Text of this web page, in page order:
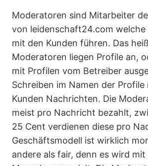
Moderatoren sind Mitarbeiter
von leidenschaft24.com welche
mit den Kunden führen. Das
Moderatoren liegen Profile an,
mit Profilen vom Betreiber
Schreiben im Namen der Profile
Kunden Nachrichten. Die
meist pro Nachricht bezahlt,
25 Cent verdienen diese pro
Geschäftsmodell ist wirklich
andere als fair, denn es wird